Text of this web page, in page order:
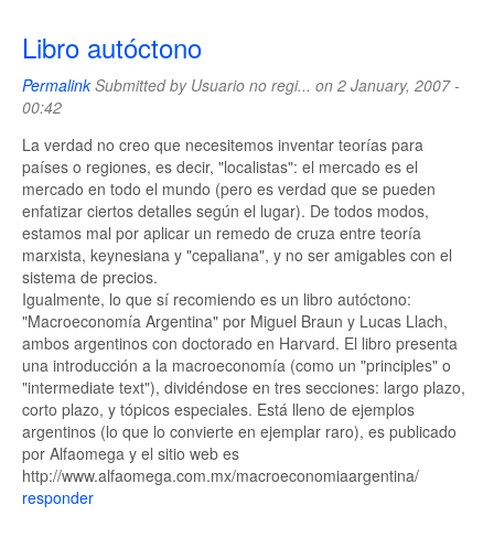
Libro autóctono
PermalinkSubmitted by Usuario no regi... on 2 January, 2007 -
00:42
La verdad no creo que necesitemos inventar teorías para
países o regiones, es decir, "localistas": el mercado es el
mercado en todo el mundo (pero es verdad que se pueden
enfatizar ciertos detalles según el lugar). De todos modos,
estamos mal por aplicar un remedo de cruza entre teoría
marxista, keynesiana y "cepaliana", y no ser amigables con el
sistema de precios.
Igualmente, lo que sí recomiendo es un libro autóctono:
"Macroeconomía Argentina" por Miguel Braun y Lucas Llach,
ambos argentinos con doctorado en Harvard. El libro presenta
una introducción a la macroeconomía (como un "principles" o
"intermediate text"), dividéndose en tres secciones: largo plazo,
corto plazo, y tópicos especiales. Está lleno de ejemplos
argentinos (lo que lo convierte en ejemplar raro), es publicado
por Alfaomega y el sitio web es
http://www.alfaomega.com.mx/macroeconomiaargentina/
responder